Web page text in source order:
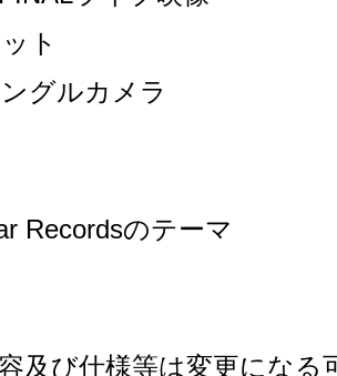
ト
グルカメラ
Recordsのテーマ
及び仕様等は変更になる